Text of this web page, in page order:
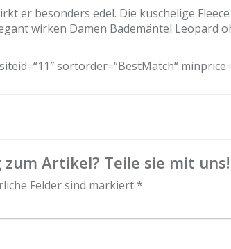
er besonders edel. Die kuschelige
wirken Damen Bademäntel Leopard
sortorder=“BestMatch“
Artikel? Teile sie mit uns!
Felder sind markiert *